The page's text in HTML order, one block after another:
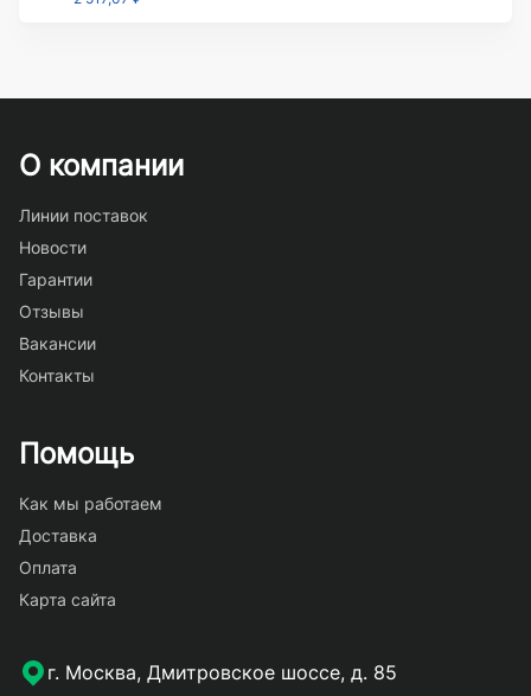
О компании
Линии поставок
Новости
Гарантии
Отзывы
Вакансии
Контакты
Помощь
Как мы работаем
Доставка
Оплата
Карта сайта
г. Москва, Дмитровское шоссе, д. 85